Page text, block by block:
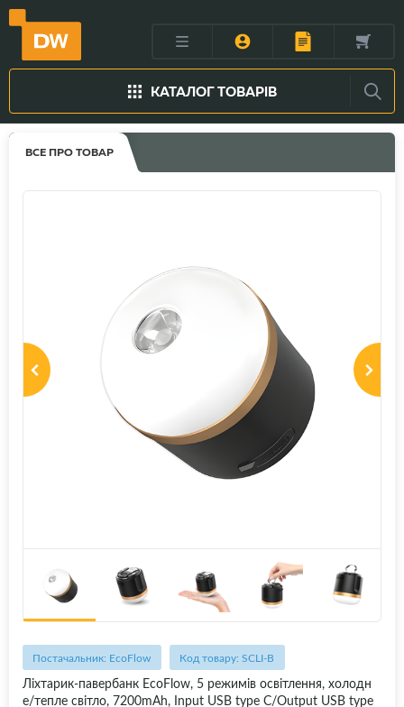
КАТАЛОГ ТОВАРІВ
ВСЕ ПРО ТОВАР
Постачальник: EcoFlow Код товару: SCLI-B
Ліхтарик-павербанк EcoFlow, 5 режимів освітлення, холодн
е/тепле світло, 7200mAh, Input USB type C/Output USB type